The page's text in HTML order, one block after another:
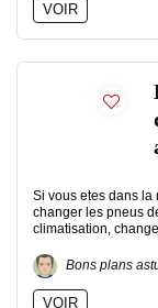
VOIR
Si vous etes dans la
changer les pneus
climatisation,
Bons plans
VOIR